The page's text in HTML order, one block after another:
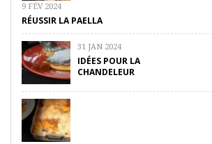
9 FÉV 2024
RÉUSSIR LA PAELLA
31 JAN 2024
IDÉES POUR LA
CHANDELEUR